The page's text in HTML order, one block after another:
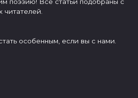
поэзию! Все статьи подобраны с
читателей.
особенным, если вы с нами.